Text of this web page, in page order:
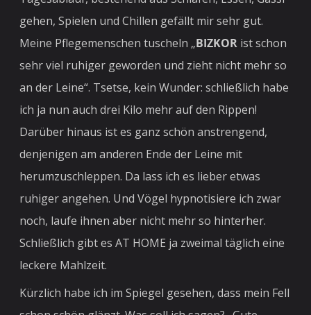
gehen, Spielen und Chillen gefällt mir sehr gut.
Meine Pflegemenschen tuscheln „BIZKOR ist schon
sehr viel ruhiger geworden und zieht nicht mehr so
an der Leine“. Tsetse, kein Wunder: schließlich habe
ich ja nun auch drei Kilo mehr auf den Rippen!
Darüber hinaus ist es ganz schön anstrengend,
denjenigen am anderen Ende der Leine mit
herumzuschleppen. Da lass ich es lieber etwas
ruhiger angehen. Und Vögel hypnotisiere ich zwar
noch, laufe ihnen aber nicht mehr so hinterher.
Schließlich gibt es AT HOME ja zweimal täglich eine
leckere Mahlzeit.
Kürzlich habe ich im Spiegel gesehen, dass mein Fell